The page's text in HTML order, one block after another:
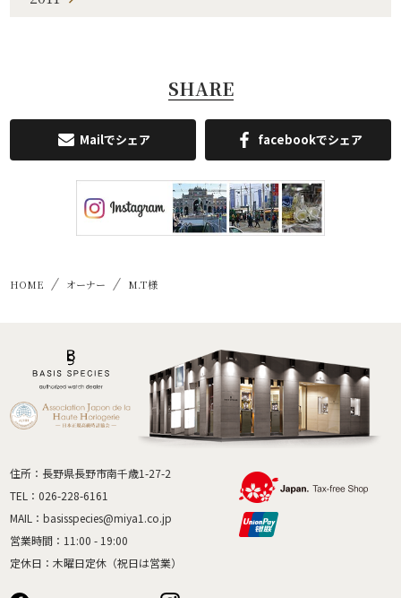
SHARE
Mailでシェア facebookでシェア
HOME オーナー M.T様
住所：長野県長野市南千歳1-27-2
TEL： 026-228-6161
MAIL： basisspecies@miya1.co.jp
営業時間：11:00 - 19:00
定休日：木曜日定休（祝日は営業）